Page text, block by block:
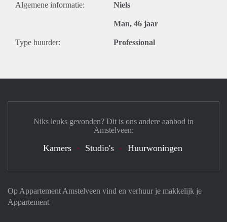
Algemene informatie: Niels
Man, 46 jaar
Type huurder: Professional
Op Appartement Amstelveen vind en verhuur je makkelijk je
Appartement
Niks leuks gevonden? Dit is ons andere aanbod in
Amstelveen:
Kamers Studio's Huurwoningen